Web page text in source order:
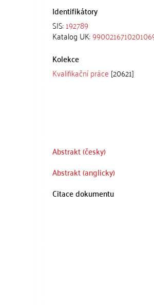
Identifikátory
SIS:192789
Katalog UK:
Kolekce
Kvalifikační práce [20621]
Abstrakt (česky)
Abstrakt (anglicky)
Citace dokumentu